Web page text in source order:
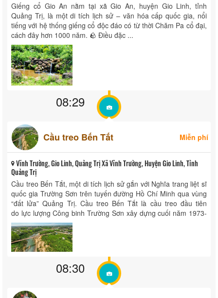
Giếng cổ Gio An nằm tại xã Gio An, huyện Gio Linh, tỉnh
Quảng Trị, là một di tích lịch sử – văn hóa cấp quốc gia, nổi
tiếng với hệ thống giếng cổ độc đáo có từ thời Chăm Pa cổ đại,
cách đây hơn 1000 năm. 🪨 Điều đặc ...
08:29
Cầu treo Bến Tắt Miễn phí
Vĩnh Trường, Gio Linh, Quảng Trị Xã Vĩnh Trường, Huyện Gio Linh, Tỉnh
Quảng Trị
Cầu treo Bến Tắt, một di tích lịch sử gắn với Nghĩa trang liệt sĩ
quốc gia Trường Sơn trên tuyến đường Hồ Chí Minh qua vùng
“đất lửa” Quảng Trị. Cầu treo Bến Tắt là cầu treo đầu tiên
do lực lượng Công binh Trường Sơn xây dựng cuối năm 1973-
1974 ...
08:30